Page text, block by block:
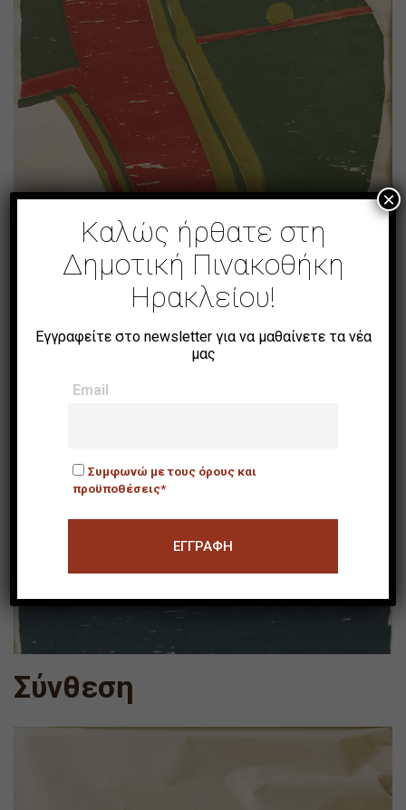
Σύνθεση
Σύνθεση
Καλώς ήρθατε στη
Δημοτική Πινακοθήκη
Ηρακλείου!
Εγγραφείτε στο newsletter για να μαθαίνετε τα νέα
μας
Email
Συμφωνώ με τους όρους και
προϋποθέσεις*
×